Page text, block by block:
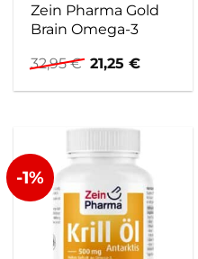
Zein Pharma Gold
Brain Omega-3
32,95€ Ursprünglicher
Preis
war:
21,25€Aktueller
ist:
-1%